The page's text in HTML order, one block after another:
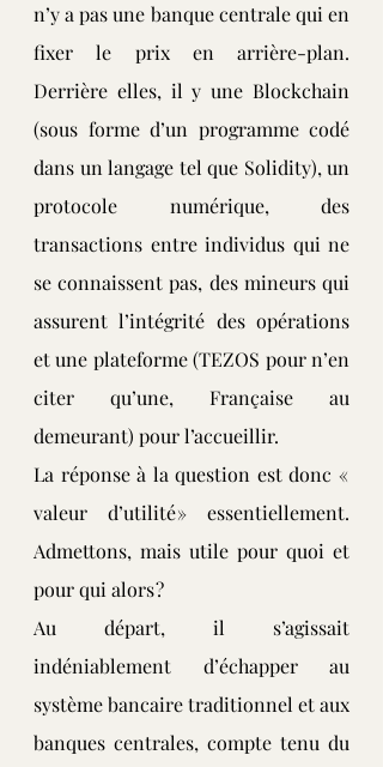
n’y a pas une banque centrale qui en
fixer le prix en arrière-plan.
Derrière elles, il y une Blockchain
(sous forme d’un programme codé
dans un langage tel que Solidity), un
protocole numérique, des
transactions entre individus qui ne
se connaissent pas, des mineurs qui
assurent l’intégrité des opérations
et une plateforme (TEZOS pour n’en
citer qu’une, Française au
demeurant) pour l’accueillir.
La réponse à la question est donc «
valeur d’utilité » essentiellement.
Admettons, mais utile pour quoi et
pour qui alors ?
Au départ, il s’agissait
indéniablement d’échapper au
système bancaire traditionnel et aux
banques centrales, compte tenu du